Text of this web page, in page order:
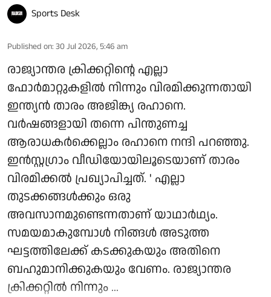
Sports Desk
Published on: 30 Jul 2026, 5:46 am
രാജ്യാന്തര ക്രിക്കറ്റിന്റെ എല്ലാ
ഫോർമാറ്റുകളിൽ നിന്നും വിരമിക്കുന്നതായി
ഇന്ത്യൻ താരം അജിങ്ക്യ രഹാനെ.
വർഷങ്ങളായി തന്നെ പിന്തുണച്ച
ആരാധകർക്കെല്ലാം രഹാനെ നന്ദി പറഞ്ഞു.
ഇൻസ്റ്റഗ്രാം വീഡിയോയിലൂടെയാണ് താരം
വിരമിക്കൽ പ്രഖ്യാപിച്ചത്. ' എല്ലാ
തുടക്കങ്ങൾക്കും ഒരു
അവസാനമുണ്ടെന്നതാണ് യാഥാർഥ്യം.
സമയമാകുമ്പോൾ നിങ്ങൾ അടുത്ത
ഘട്ടത്തിലേക്ക് കടക്കുകയും അതിനെ
ബഹുമാനിക്കുകയും വേണം. രാജ്യാന്തര
ക്രിക്കറ്റിൽ നിന്നും ...